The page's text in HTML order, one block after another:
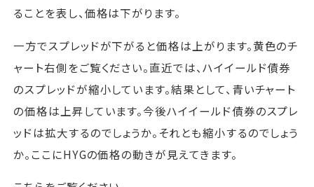
ることを表し、価格は下がります。
一方でスプレッドが下がると価格は上がります。黄色のチ
ャート右側をご覧ください。直近では、ハイイールド債券
のスプレッドが縮小しています。結果として、青いチャート
の価格は上昇しています。今後ハイイールド債券のスプレ
ッドは拡大するのでしょうか。それとも縮小するのでしょう
か。ここにHYGの価格の動きが見えてきます。